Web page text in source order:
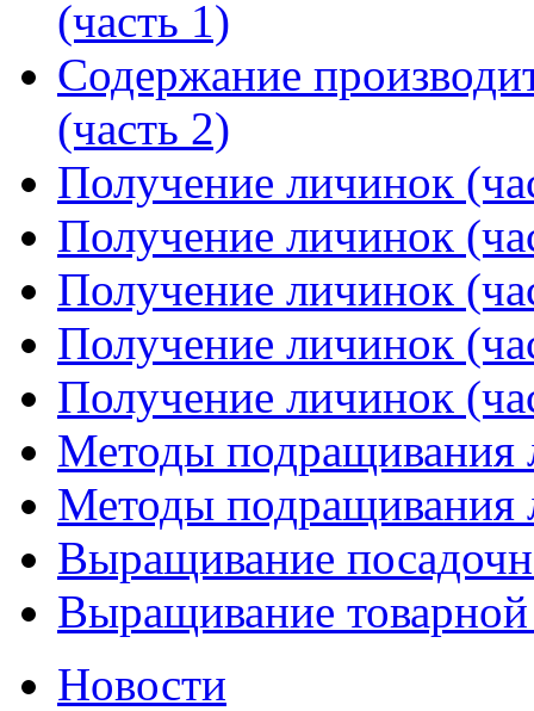
(часть 1)
Содержание
(часть 2)
Получение личинок
Получение личинок
Получение личинок
Получение личинок
Получение личинок
Методы подращивания
Методы подращивания
Выращивание
Выращивание
Новости